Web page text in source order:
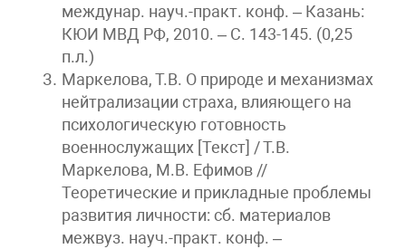
междунар. науч.-практ. конф. – Казань:
КЮИ МВД РФ, 2010. – С. 143-145. (0,25
п.л.)
Маркелова, Т.В. О природе и механизмах
нейтрализации страха, влияющего на
психологическую готовность
военнослужащих [Текст] / Т.В.
Маркелова, М.В. Ефимов //
Теоретические и прикладные проблемы
развития личности: сб. материалов
межвуз. науч.-практ. конф. –